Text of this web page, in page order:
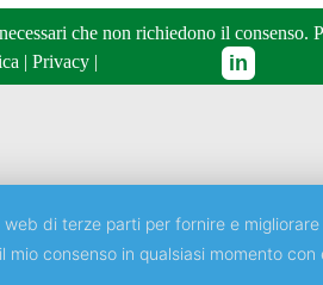
che non richiedono il consenso.
| Privacy |
di terze parti per fornire e
consenso in qualsiasi momento